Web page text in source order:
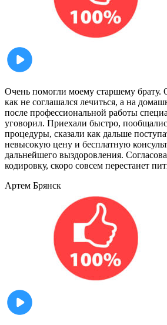
Очень помогли моему старшему брату.
как не соглашался лечиться, а на
после профессиональной работы
уговорил. Приехали быстро,
процедуры, сказали как дальше
невысокую цену и бесплатную
дальнейшего выздоровления.
кодировку, скоро совсем перестанет
Артем Брянск